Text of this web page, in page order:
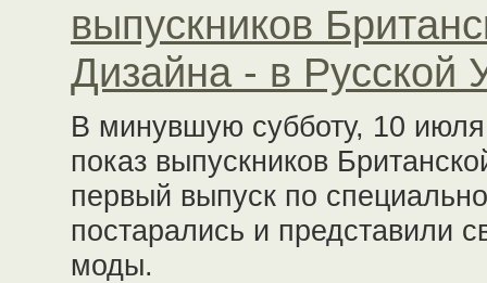
выпускников
Дизайна - в Русской
В минувшую субботу, 10
показ выпускников
первый выпуск по
постарались и представили
моды.